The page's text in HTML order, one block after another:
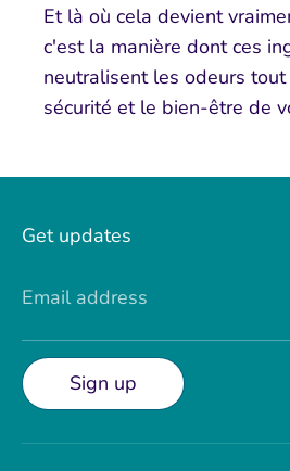
Et là où cela devient
c'est la manière dont ces
neutralisent les odeurs
sécurité et le bien-être de
Get updates
Email address
Sign up